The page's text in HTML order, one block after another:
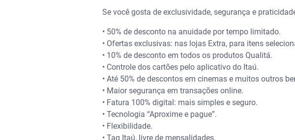
Se você gosta de exclusividade, segurança e
• 50% de desconto na anuidade por tempo limitado.
• Ofertas exclusivas: nas lojas Extra, para itens
• 10% de desconto em todos os produtos Qualitá.
• Controle dos cartões pelo aplicativo do Itaú.
• Até 50% de descontos em cinemas e muitos outros
• Maior segurança em transações online.
• Fatura 100% digital: mais simples e seguro.
• Tecnologia “Aproxime e pague”.
• Flexibilidade.
• Tag Itaú, livre de mensalidades.